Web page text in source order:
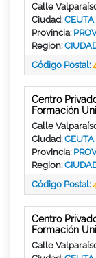
Calle
Ciudad:CEUTA
Provincia:
Region:
Código Postal:
Centro
Formación
Calle
Ciudad:CEUTA
Provincia:
Region:
Código Postal:
Centro
Formación
Calle